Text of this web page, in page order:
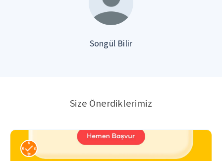
Songül Bilir
Size Önerdiklerimiz